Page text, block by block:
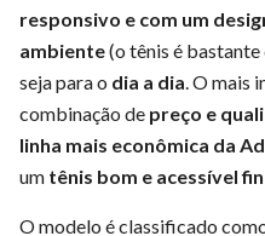
responsivo e com um
ambiente(o tênis é
seja para o dia a dia. O mais
combinação de preço e
linha mais econômica da
um tênis bom e acessível
O modelo é classificado